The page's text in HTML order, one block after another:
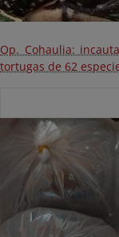
Op. Cohaulia:
tortugas de 62